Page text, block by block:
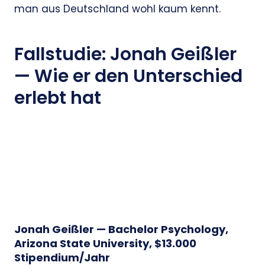
man aus Deutschland wohl kaum kennt.
Fallstudie: Jonah Geißler
— Wie er den Unterschied
erlebt hat
Jonah Geißler — Bachelor Psychology,
Arizona State University, $13.000
Stipendium/Jahr